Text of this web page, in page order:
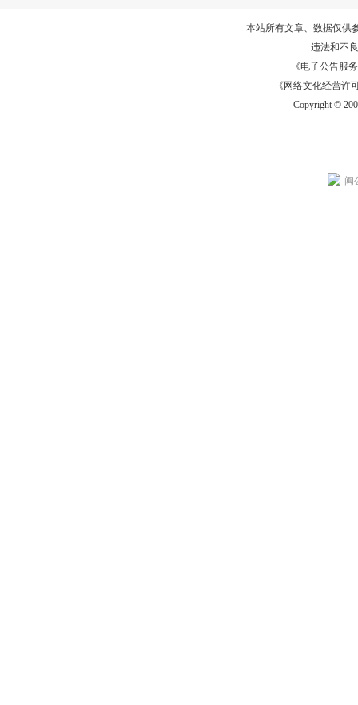
本站所有文章、数据仅供
违法和不
《电子公告服务
《网络文化经营许
Copyright ©
闽